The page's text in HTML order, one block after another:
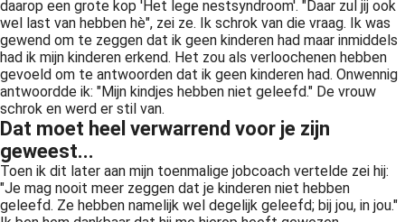
daarop een grote kop 'Het lege nestsyndroom'. "Daar zul jij ook
wel last van hebben hè", zei ze. Ik schrok van die vraag. Ik was
gewend om te zeggen dat ik geen kinderen had maar inmiddels
had ik mijn kinderen erkend. Het zou als verloochenen hebben
gevoeld om te antwoorden dat ik geen kinderen had. Onwennig
antwoordde ik: "Mijn kindjes hebben niet geleefd." De vrouw
schrok en werd er stil van.
Dat moet heel verwarrend voor je zijn
geweest...
Toen ik dit later aan mijn toenmalige jobcoach vertelde zei hij:
"Je mag nooit meer zeggen dat je kinderen niet hebben
geleefd. Ze hebben namelijk wel degelijk geleefd; bij jou, in jou."